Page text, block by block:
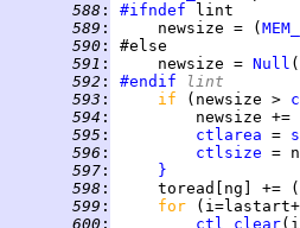
588 : #ifndef
589 :
     newsize = (
590 :
591 :
     newsize =
Null (
592 : #endif lint
593 : if (newsize >
594 :
         newsize +=
595 : ctlarea =
596 :
ctlsize
597 :
}
598 :
     toread[ng] += (
599 : for
(i=lastart+
600 : ctl_clear